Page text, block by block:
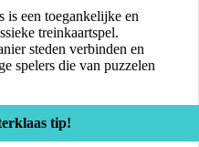
een toegankelijke en
treinkaartspel.
steden verbinden en
spelers die van puzzelen
tip!